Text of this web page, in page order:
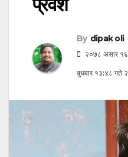
प्रवेश
By dipak oli
२०७८ असार
बुधबार १३:४८ गते